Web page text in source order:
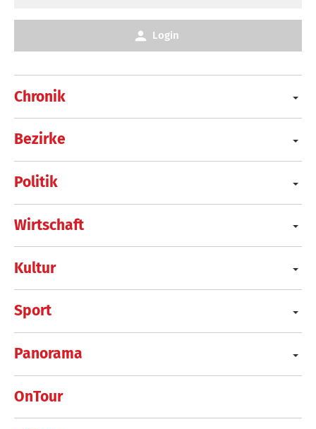
Chronik
Bezirke
Politik
Wirtschaft
Kultur
Sport
Panorama
OnTour
Login